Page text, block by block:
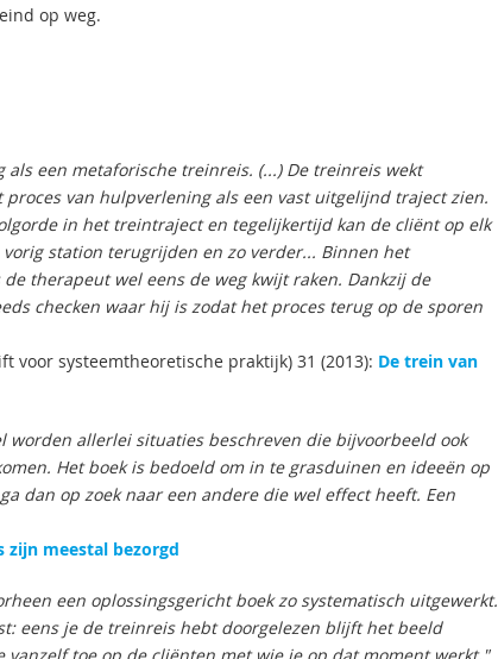
op weg.
een metaforische treinreis. (...) De treinreis wekt
van hulpverlening als een vast uitgelijnd traject zien.
in het treintraject en tegelijkertijd kan de cliënt op elk
station terugrijden en zo verder... Binnen het
therapeut wel eens de weg kwijt raken. Dankzij de
checken waar hij is zodat het proces terug op de sporen
voor systeemtheoretische praktijk) 31 (2013): De trein van
worden allerlei situaties beschreven die bijvoorbeeld ook
Het boek is bedoeld om in te grasduinen en ideeën op
dan op zoek naar een andere die wel effect heeft. Een
zijn meestal bezorgd
een oplossingsgericht boek zo systematisch uitgewerkt.
eens je de treinreis hebt doorgelezen blijft het beeld